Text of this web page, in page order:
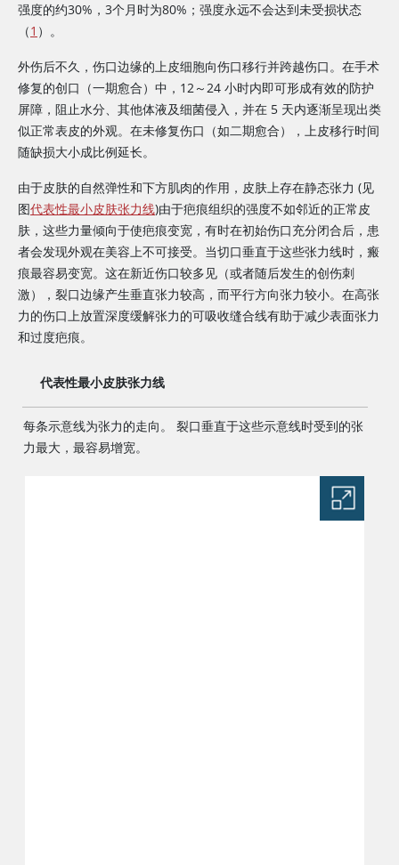
强度的约30%，3个月时为80%；强度永远不会达到未受损状态
（1 ）。
外伤后不久，伤口边缘的上皮细胞向伤口移行并跨越伤口。在手术
修复的创口（一期愈合）中，12～24 小时内即可形成有效的防护
屏障，阻止水分、其他体液及细菌侵入，并在 5 天内逐渐呈现出类
似正常表皮的外观。在未修复伤口（如二期愈合），上皮移行时间
随缺损大小成比例延长。
由于皮肤的自然弹性和下方肌肉的作用，皮肤上存在静态张力 (见
图代表性最小皮肤张力线)由于疤痕组织的强度不如邻近的正常皮
肤，这些力量倾向于使疤痕变宽，有时在初始伤口充分闭合后，患
者会发现外观在美容上不可接受。当切口垂直于这些张力线时，瘢
痕最容易变宽。这在新近伤口较多见（或者随后发生的创伤刺
激），裂口边缘产生垂直张力较高，而平行方向张力较小。在高张
力的伤口上放置深度缓解张力的可吸收缝合线有助于减少表面张力
和过度疤痕。
代表性最小皮肤张力线
每条示意线为张力的走向。 裂口垂直于这些示意线时受到的张
力最大，最容易增宽。